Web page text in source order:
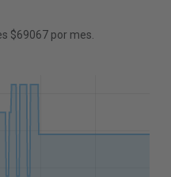
$69067 por mes.